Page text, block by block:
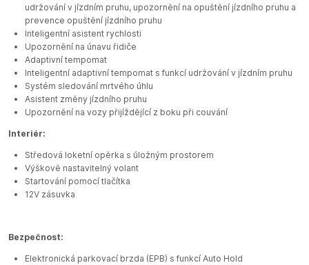
udržování v jízdním pruhu, upozornění na opuštění jízdního pruhu a
prevence opuštění jízdního pruhu
Inteligentní asistent rychlosti
Upozornění na únavu řidiče
Adaptivní tempomat
Inteligentní adaptivní tempomat s funkcí udržování v jízdním pruhu
Systém sledování mrtvého úhlu
Asistent změny jízdního pruhu
Upozornění na vozy přijíždějící z boku při couvání
Interiér:
Středová loketní opěrka s úložným prostorem
Výškově nastavitelný volant
Startování pomocí tlačítka
12V zásuvka
Bezpečnost:
Elektronická parkovací brzda (EPB) s funkcí Auto Hold